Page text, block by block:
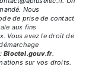
Nous
de prise de contact
aux fins
Vous avez le droit de
Bloctel.gouv.fr.
sur vos droits.